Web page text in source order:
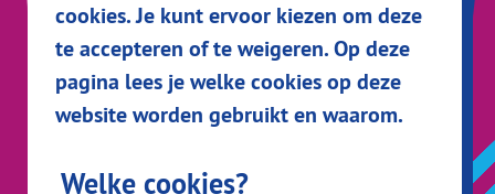
cookies. Je kunt ervoor kiezen om deze
te accepteren of te weigeren. Op deze
pagina lees je welke cookies op deze
website worden gebruikt en waarom.
Welke cookies?